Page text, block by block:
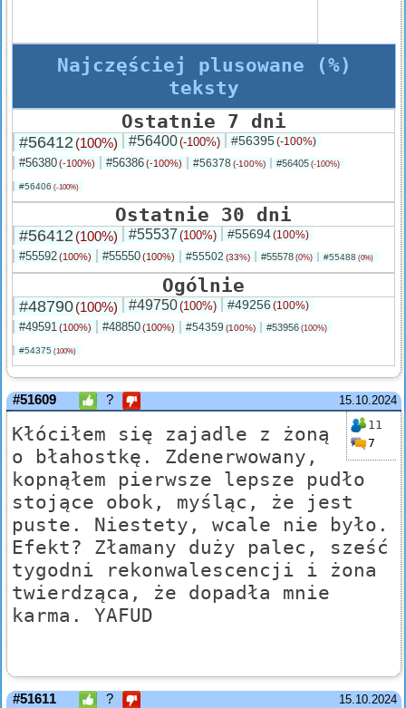
Najczęściej plusowane (%)
teksty
Ostatnie 7 dni
#56412 (100%) #56400(-100%) #56395(-100%)
#56380(-100%) #56386(-100%) #56378 (-100%) #56405 (-100%)
#56406 (-100%)
Ostatnie 30 dni
#56412 (100%) #55537 (100%) #55694(100%)
#55592(100%) #55550(100%) #55502 (33%) #55578 (0%) #55488 (0%)
Ogólnie
#48790(100%) #49750(100%) #49256 (100%)
#49591(100%) #48850(100%) #54359 (100%) #53956 (100%)
#54375 (100%)
15.10.2024
#51609 ?
11
7
Kłóciłem się zajadle z żoną
o błahostkę. Zdenerwowany,
kopnąłem pierwsze lepsze pudło
stojące obok, myśląc, że jest
puste. Niestety, wcale nie było.
Efekt? Złamany duży palec, sześć
tygodni rekonwalescencji i żona
twierdząca, że dopadła mnie
karma. YAFUD
15.10.2024
#51611 ?